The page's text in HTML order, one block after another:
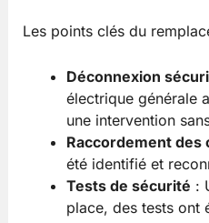
Les points clés du
Déconnexion
électrique générale
une intervention
Raccordement des
été identifié et
Tests de sécurité :
place, des tests ont